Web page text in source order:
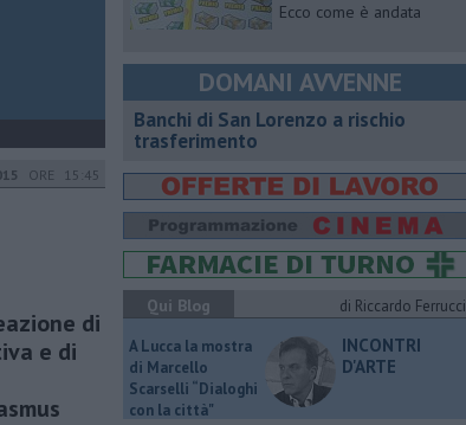
ORE 15:45
di
e di
Ecco come è andata
DOMANI AVVENNE
Banchi di San Lorenzo a rischio
trasferimento
Qui Blog
di Riccardo Ferrucci
A Lucca la mostra
di Marcello
Scarselli “Dialoghi
con la città"
INCONTRI
D'ARTE